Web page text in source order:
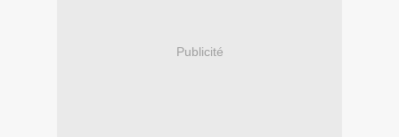
Publicité